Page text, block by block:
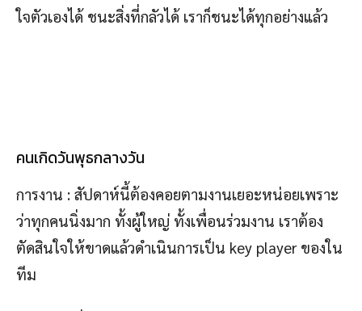
ใจตัวเองได้ ชนะสิ่งที่กลัวได้ เราก็ชนะได้ทุกอย่างแล้ว
คนเกิดวันพุธกลางวัน
การงาน : สัปดาห์นี้ต้องคอยตามงานเยอะหน่อยเพราะ
ว่าทุกคนนิ่งมาก ทั้งผู้ใหญ่ ทั้งเพื่อนร่วมงาน เราต้อง
ตัดสินใจให้ขาดแล้วดำเนินการเป็น key player ของใน
ทีม